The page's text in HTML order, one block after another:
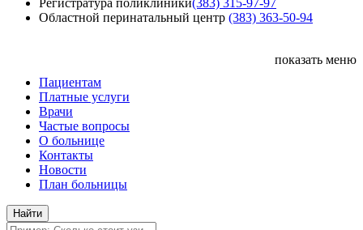
Областной перинатальный центр (383) 363-50-94
показать меню
Пациентам
Платные услуги
Врачи
Частые вопросы
О больнице
Контакты
Новости
План больницы